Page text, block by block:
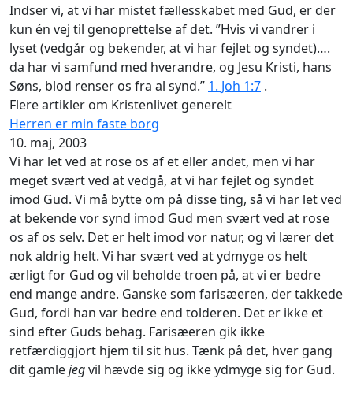
Indser vi, at vi har mistet fællesskabet med Gud, er der
kun én vej til genoprettelse af det. ”Hvis vi vandrer i
lyset (vedgår og bekender, at vi har fejlet og syndet)….
da har vi samfund med hverandre, og Jesu Kristi, hans
Søns, blod renser os fra al synd.” 1. Joh 1:7 .
Flere artikler om Kristenlivet generelt
Herren er min faste borg
10. maj, 2003
Vi har let ved at rose os af et eller andet, men vi har
meget svært ved at vedgå, at vi har fejlet og syndet
imod Gud. Vi må bytte om på disse ting, så vi har let ved
at bekende vor synd imod Gud men svært ved at rose
os af os selv. Det er helt imod vor natur, og vi lærer det
nok aldrig helt. Vi har svært ved at ydmyge os helt
ærligt for Gud og vil beholde troen på, at vi er bedre
end mange andre. Ganske som farisæeren, der takkede
Gud, fordi han var bedre end tolderen. Det er ikke et
sind efter Guds behag. Farisæeren gik ikke
retfærdiggjort hjem til sit hus. Tænk på det, hver gang
dit gamlejegvil hævde sig og ikke ydmyge sig for Gud.